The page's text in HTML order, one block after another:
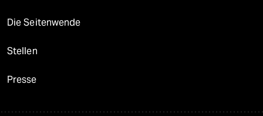
Die Seitenwende
Stellen
Presse